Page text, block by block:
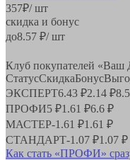
357₽/ шт
скидка и бонус
до8.57 ₽/ шт
Клуб покупателей «Ваш
СтатусСкидкаБонус
ЭКСПЕРТ6.43 ₽2.14 ₽
ПРОФИ5 ₽1.61 ₽6.6 ₽
МАСТЕР-1.61 ₽1.61 ₽
СТАНДАРТ-1.07 ₽1.07 ₽
Как стать «ПРОФИ»